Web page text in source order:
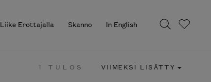
Liike Erottajalla Skanno In English
1 TULOS VIIMEKSI LISÄTTY